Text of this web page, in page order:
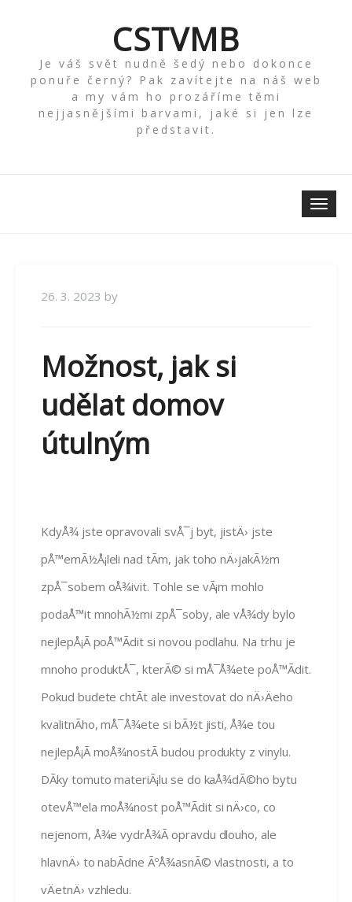
CSTVMB
Je váš svět nudně šedý nebo dokonce
ponuře černý? Pak zavítejte na náš web
a my vám ho prozáříme těmi
nejjasnějšími barvami, jaké si jen lze
představit.
Toggle
26. 3. 2023 by
Možnost, jak si
udělat domov
útulným
KdyÅ¾ jste opravovali svÅ¯j byt, jistÄ› jste
pÅ™emÃ½Å¡leli nad tÃ­m, jak toho nÄ›jakÃ½m
zpÅ¯sobem oÅ¾ivit. Tohle se vÃ¡m mohlo
podaÅ™it mnohÃ½mi zpÅ¯soby, ale vÅ¾dy bylo
nejlepÅ¡Ã­ poÅ™Ã­dit si novou podlahu. Na trhu je
mnoho produktÅ¯, kterÃ© si mÅ¯Å¾ete poÅ™Ã­dit.
Pokud budete chtÃ­t ale investovat do nÄ›Äeho
kvalitnÃ­ho, mÅ¯Å¾ete si bÃ½t jisti, Å¾e tou
nejlepÅ¡Ã­ moÅ¾nostÃ­ budou produkty z vinylu.
DÃ­ky tomuto materiÃ¡lu se do kaÅ¾dÃ©ho bytu
otevÅ™ela moÅ¾nost poÅ™Ã­dit si nÄ›co, co
nejenom, Å¾e vydrÅ¾Ã­ opravdu dlouho, ale
hlavnÄ› to nabÃ­dne ÃºÅ¾asnÃ© vlastnosti, a to
vÄetnÄ› vzhledu.